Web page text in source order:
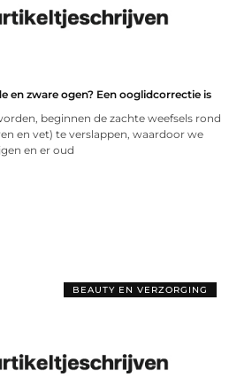
en zware ogen? Een ooglidcorrectie is
beginnen de zachte weefsels rond
en vet) te verslappen, waardoor we
en er oud
BEAUTY EN VERZORGING